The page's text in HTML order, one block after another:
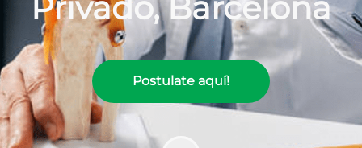
Postulate aquí!